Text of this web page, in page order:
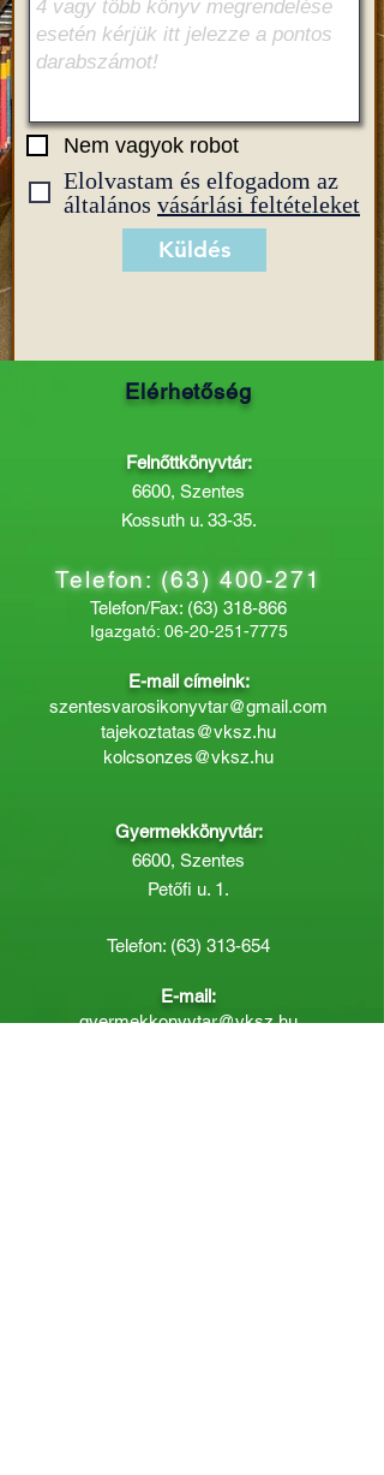
Nem vagyok robot
Elolvastam és elfogadom az
általános vásárlási feltételeket
Küldés
Elérhetőség
Felnőttkönyvtár:
6600, Szentes
Kossuth u. 33-35.
Telefon:(63) 400-271
Telefon/Fax: (63) 318-866
Igazgató: 06-20-251-7775
E-mail címeink:
szentesvarosikonyvtar@gmail.com
tajekoztatas@vksz.hu
kolcsonzes@vksz.hu
Gyermekkönyvtár:
6600, Szentes
Petőfi u. 1.
Telefon: (63) 313-654
E-mail:
gyermekkonyvtar@vksz.hu